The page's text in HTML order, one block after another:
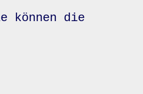
können die